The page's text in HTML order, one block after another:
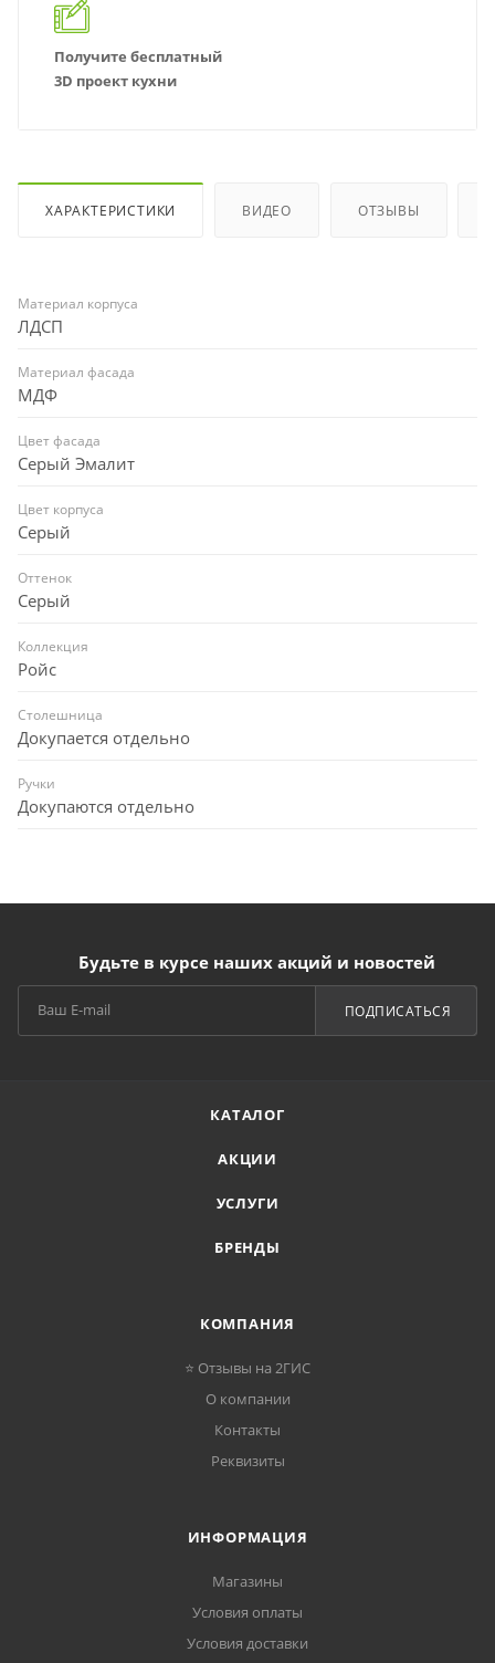
Получите бесплатный
3D проект кухни
ХАРАКТЕРИСТИКИ ВИДЕО ОТЗЫВЫ
Материал корпуса
ЛДСП
Материал фасада
МДФ
Цвет фасада
Серый Эмалит
Цвет корпуса
Серый
Оттенок
Серый
Коллекция
Ройс
Столешница
Докупается отдельно
Ручки
Докупаются отдельно
Будьте в курсе наших акций и новостей
ПОДПИСАТЬСЯ
КАТАЛОГ
АКЦИИ
УСЛУГИ
БРЕНДЫ
КОМПАНИЯ
⭐ Отзывы на 2ГИС
О компании
Контакты
Реквизиты
ИНФОРМАЦИЯ
Магазины
Условия оплаты
Условия доставки